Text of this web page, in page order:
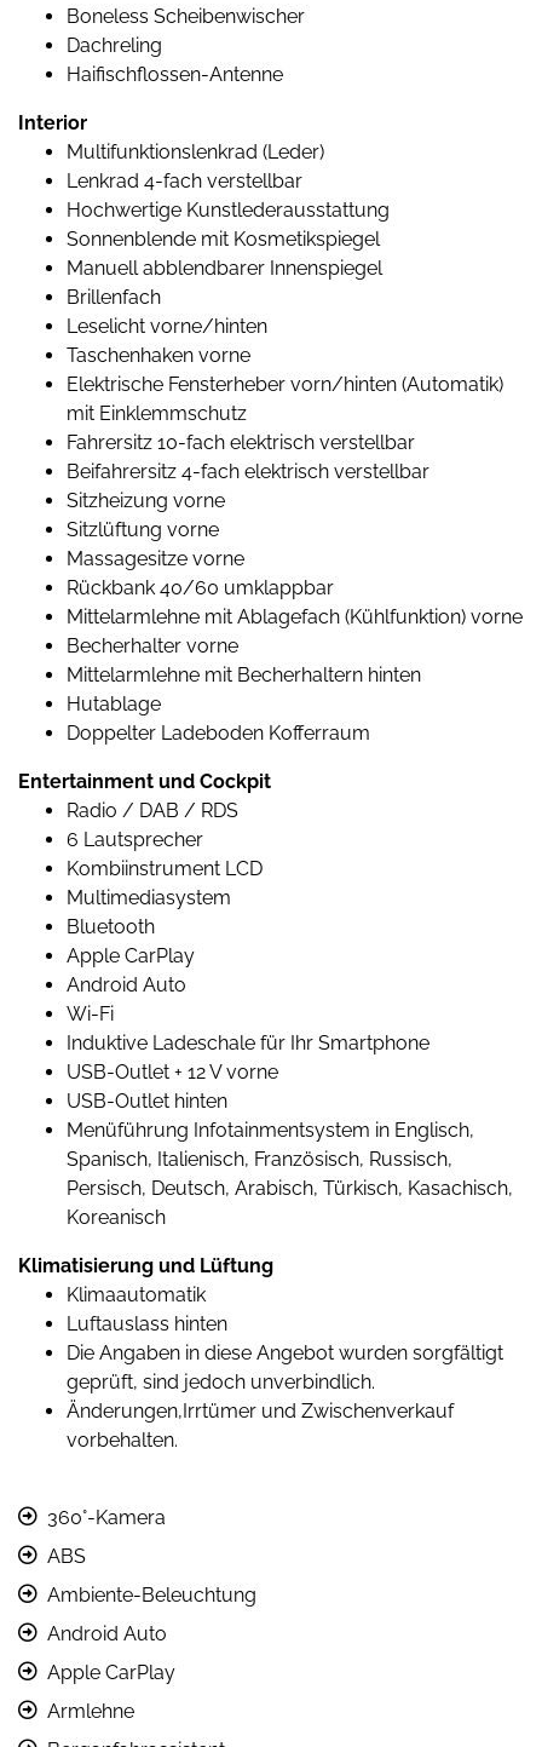
Boneless Scheibenwischer
Dachreling
Haifischflossen-Antenne
Interior
Multifunktionslenkrad (Leder)
Lenkrad 4-fach verstellbar
Hochwertige Kunstlederausstattung
Sonnenblende mit Kosmetikspiegel
Manuell abblendbarer Innenspiegel
Brillenfach
Leselicht vorne/hinten
Taschenhaken vorne
Elektrische Fensterheber vorn/hinten (Automatik)
mit Einklemmschutz
Fahrersitz 10-fach elektrisch verstellbar
Beifahrersitz 4-fach elektrisch verstellbar
Sitzheizung vorne
Sitzlüftung vorne
Massagesitze vorne
Rückbank 40/60 umklappbar
Mittelarmlehne mit Ablagefach (Kühlfunktion) vorne
Becherhalter vorne
Mittelarmlehne mit Becherhaltern hinten
Hutablage
Doppelter Ladeboden Kofferraum
Entertainment und Cockpit
Radio / DAB / RDS
6 Lautsprecher
Kombiinstrument LCD
Multimediasystem
Bluetooth
Apple CarPlay
Android Auto
Wi-Fi
Induktive Ladeschale für Ihr Smartphone
USB-Outlet + 12 V vorne
USB-Outlet hinten
Menüführung Infotainmentsystem in Englisch,
Spanisch, Italienisch, Französisch, Russisch,
Persisch, Deutsch, Arabisch, Türkisch, Kasachisch,
Koreanisch
Klimatisierung und Lüftung
Klimaautomatik
Luftauslass hinten
Die Angaben in diese Angebot wurden sorgfältigt
geprüft, sind jedoch unverbindlich.
Änderungen,Irrtümer und Zwischenverkauf
vorbehalten.
360°-Kamera
ABS
Ambiente-Beleuchtung
Android Auto
Apple CarPlay
Armlehne